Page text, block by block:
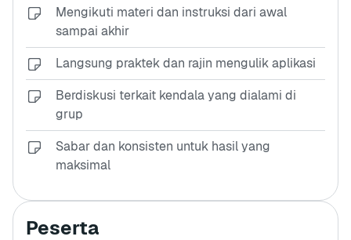
Mengikuti materi dan instruksi dari awal
sampai akhir
Langsung praktek dan rajin mengulik aplikasi
Berdiskusi terkait kendala yang dialami di
grup
Sabar dan konsisten untuk hasil yang
maksimal
Peserta